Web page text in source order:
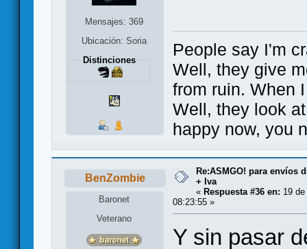
Mensajes: 369
Ubicación: Soria
Distinciones
People say I'm
Well, they give
from ruin. When
Well, they look
happy now, you
BenZombie
Baronet
Veterano
Re:ASMGO! para envíos
+ Iva
« Respuesta #36 en: 19
08:23:55 »
Y sin pasar